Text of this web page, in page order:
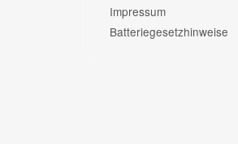
Impressum
Batteriegesetzhinweise